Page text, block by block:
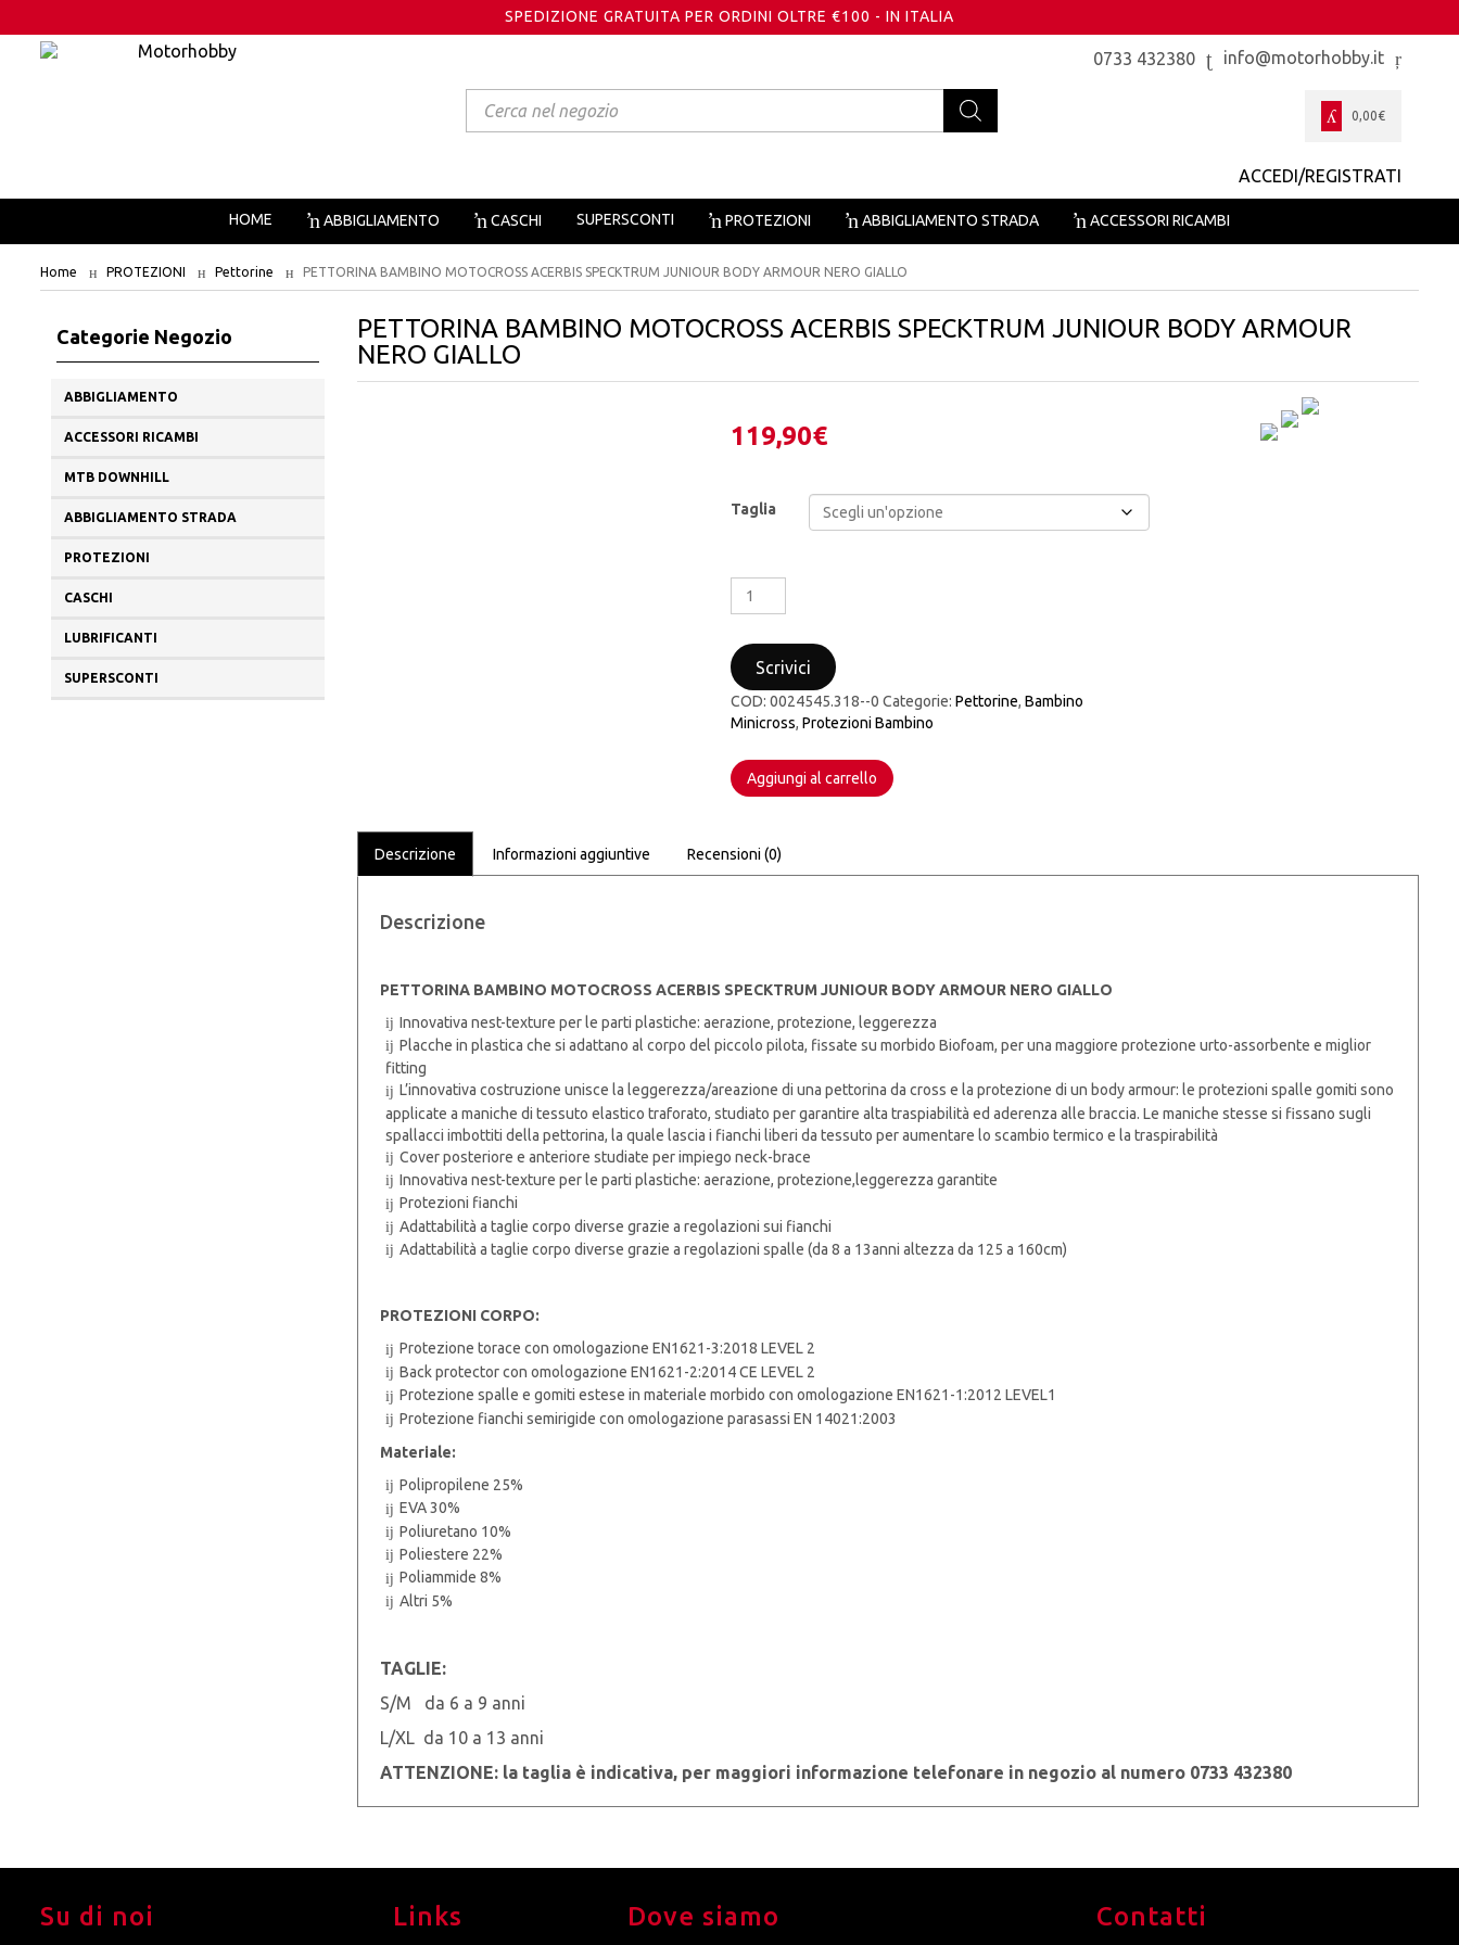
SPEDIZIONE GRATUITA PER ORDINI OLTRE €100 - IN ITALIA
Products
search
info@motorhobby.it
0733 432380
0,00€
ACCEDI/REGISTRATI
HOME ABBIGLIAMENTO CASCHI SUPERSCONTI PROTEZIONI ABBIGLIAMENTO STRADA ACCESSORI RICAMBI
Home PROTEZIONI Pettorine PETTORINA BAMBINO MOTOCROSS ACERBIS SPECKTRUM JUNIOUR BODY ARMOUR NERO GIALLO
Categorie Negozio
ABBIGLIAMENTO
ACCESSORI RICAMBI
MTB DOWNHILL
ABBIGLIAMENTO STRADA
PROTEZIONI
CASCHI
LUBRIFICANTI
SUPERSCONTI
PETTORINA BAMBINO MOTOCROSS ACERBIS SPECKTRUM JUNIOUR BODY ARMOUR
NERO GIALLO
119,90€
Taglia
PETTORINA
ACERBIS
SPECKTRUM
JUNIOUR
BODY
NERO
GIALLO
Scrivici
COD:0024545.318--0 Categorie:Pettorine,Bambino
Minicross,Protezioni Bambino
Aggiungi al carrello
Descrizione Informazioni aggiuntive Recensioni (0)
Descrizione
PETTORINA BAMBINO MOTOCROSS ACERBIS SPECKTRUM JUNIOUR BODY ARMOUR NERO GIALLO
Innovativa nest-texture per le parti plastiche: aerazione, protezione, leggerezza
Placche in plastica che si adattano al corpo del piccolo pilota, fissate su morbido Biofoam, per una maggiore protezione urto-assorbente e miglior
fitting
L’innovativa costruzione unisce la leggerezza/areazione di una pettorina da cross e la protezione di un body armour: le protezioni spalle gomiti sono
applicate a maniche di tessuto elastico traforato, studiato per garantire alta traspiabilità ed aderenza alle braccia. Le maniche stesse si fissano sugli
spallacci imbottiti della pettorina, la quale lascia i fianchi liberi da tessuto per aumentare lo scambio termico e la traspirabilità
Cover posteriore e anteriore studiate per impiego neck-brace
Innovativa nest-texture per le parti plastiche: aerazione, protezione,leggerezza garantite
Protezioni fianchi
Adattabilità a taglie corpo diverse grazie a regolazioni sui fianchi
Adattabilità a taglie corpo diverse grazie a regolazioni spalle (da 8 a 13anni altezza da 125 a 160cm)
PROTEZIONI CORPO:
Protezione torace con omologazione EN1621-3:2018 LEVEL 2
Back protector con omologazione EN1621-2:2014 CE LEVEL 2
Protezione spalle e gomiti estese in materiale morbido con omologazione EN1621-1:2012 LEVEL1
Protezione fianchi semirigide con omologazione parasassi EN 14021:2003
Materiale:
Polipropilene 25%
EVA 30%
Poliuretano 10%
Poliestere 22%
Poliammide 8%
Altri 5%
TAGLIE:
S/M da 6 a 9 anni
L/XL da 10 a 13 anni
ATTENZIONE: la taglia è indicativa, per maggiori informazione telefonare in negozio al numero 0733 432380
Su di noi Links Dove siamo Contatti